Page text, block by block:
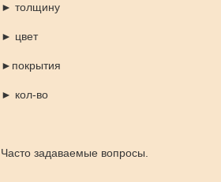
► толщину
► цвет
►покрытия
► кол-во
Часто задаваемые вопросы.